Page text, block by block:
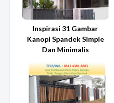
Inspirasi 31 Gambar
Kanopi Spandek Simple
Dan Minimalis